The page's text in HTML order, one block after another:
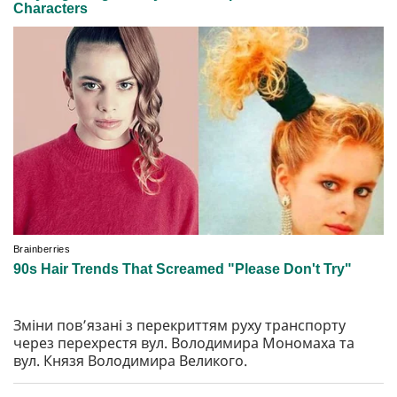
Зміни повʼязані з перекриттям руху транспорту
через перехрестя вул. Володимира Мономаха та
вул. Князя Володимира Великого.